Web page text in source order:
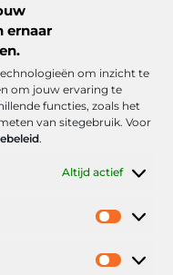
ernaar
om inzicht te
om jouw ervaring te
functies, zoals het
van sitegebruik. Voor
.
Altijd actief
als Uw
Deze
In deze blog gaan
DIENSTVERLENING